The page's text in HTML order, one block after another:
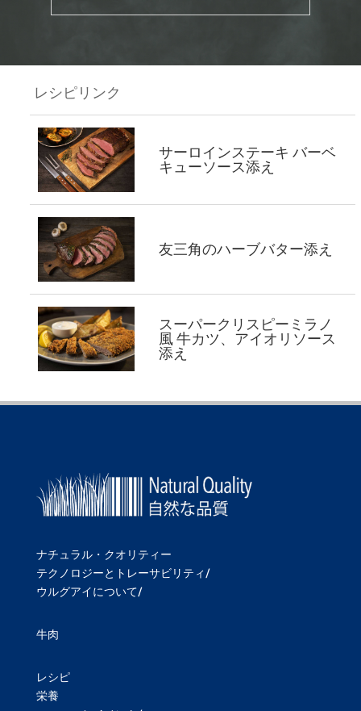
レシピリンク
サーロインステーキ バーベ
キューソース添え
友三角のハーブバター添え
スーパークリスピーミラノ
風 牛カツ、アイオリソース
添え
ナチュラル・クオリティー
テクノロジーとトレーサビリティ/
ウルグアイについて/
牛肉
レシピ
栄養